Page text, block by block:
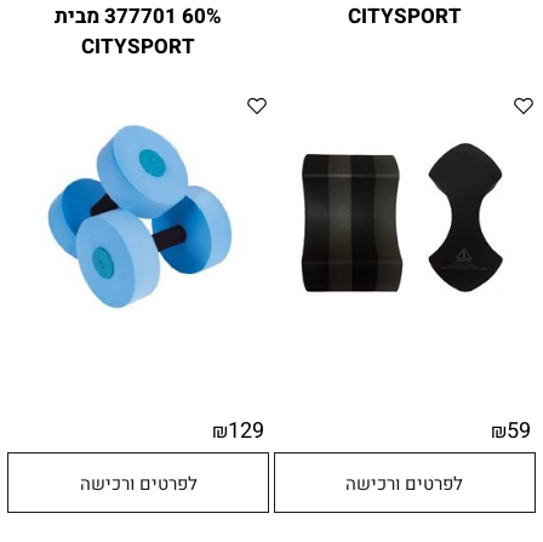
CITYSPORT
₪59
לפרטים ורכישה
60% 377701 מבית
CITYSPORT
₪129
לפרטים ורכישה